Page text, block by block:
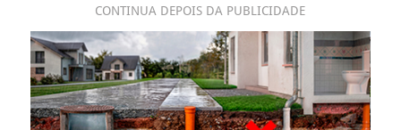
CONTINUA DEPOIS DA PUBLICIDADE